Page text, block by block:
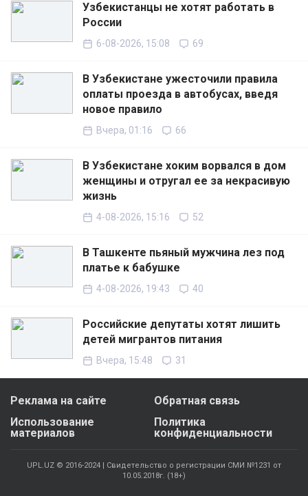
Узбекистанцы не хотят работать в
России
6-08-2026, 15:08 69
В Узбекистане ужесточили правила
оплаты проезда в автобусах, введя
новое правило
Вчера, 01:16 66
В Узбекистане хоким ворвался в дом
женщины и отругал ее за некрасивую
жизнь
4-08-2026, 15:16 52
В Ташкенте пьяный мужчина лез под
платье к бабушке
4-08-2026, 19:43 40
Российские депутаты хотят лишить
детей мигрантов питания
Вчера, 15:48 31
Реклама на сайте
Обратная связь
Использование
материалов
Политика
конфиденциальности
UPL.UZ © 2016-2024 | Свидетельство о регистрации СМИ №1231 от
10.05.2018г. (18+)